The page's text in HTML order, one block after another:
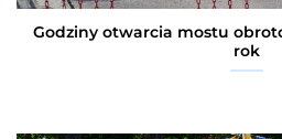
Godziny otwarcia mostu
rok